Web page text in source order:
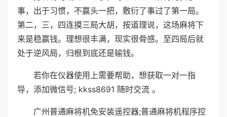
事，出于习惯，不赢头一把，敷衍了事过了第一局。
第二，三，四连摸三局大胡，按道理说，这场麻将下
来是稳赢钱。理想很丰满，现实很骨感。至四局后就
处于逆风局，归根到底还是输钱。
若你在仪器使用上需要帮助，想获取一对一指
导，添加微信号; kkss8691 随时交流 。
广州普通麻将机免安装遥控器;普通麻将机程序控